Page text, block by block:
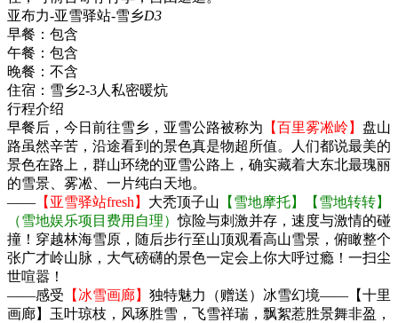
亚布力-亚雪驿站-雪乡D3
早餐： 包含
午餐： 包含
晚餐： 不含
住宿： 雪乡2-3人私密暖炕
行程介绍
早餐后，今日前往雪乡，亚雪公路被称为 【百里雾凇岭】 盘山
路虽然辛苦，沿途看到的景色真是物超所值。人们都说最美的
景色在路上，群山环绕的亚雪公路上，确实藏着大东北最瑰丽
的雪景、雾凇、一片纯白天地。
—— 【亚雪驿站fresh】 大秃顶子山 【雪地摩托】【雪地转转】
（雪地娱乐项目费用自理）惊险与刺激并存，速度与激情的碰
撞！穿越林海雪原，随后步行至山顶观看高山雪景，俯瞰整个
张广才岭山脉，大气磅礴的景色一定会上你大呼过瘾！一扫尘
世喧嚣！
——感受 【冰雪画廊】 独特魅力（赠送）冰雪幻境——【十里
画廊】玉叶琼枝，风琢胜雪，飞雪祥瑞，飘絮惹胜景舞非盈，